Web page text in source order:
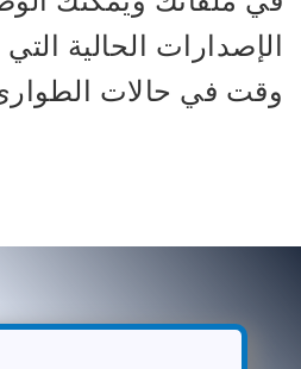
الإصدارات الحالية
وقت في حالات